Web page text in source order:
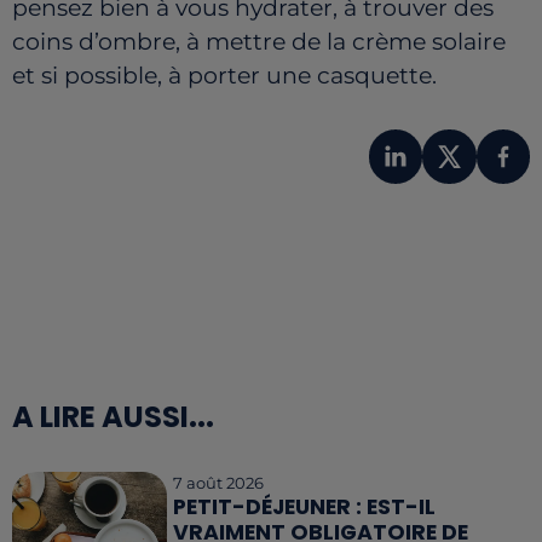
pensez bien à vous hydrater, à trouver des
coins d’ombre, à mettre de la crème solaire
et si possible, à porter une casquette.
A LIRE AUSSI...
7 août 2026
PETIT-DÉJEUNER : EST-IL
VRAIMENT OBLIGATOIRE DE